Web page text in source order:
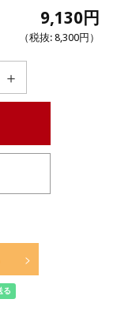
9,130円
（税抜: 8,300円 ）
＋